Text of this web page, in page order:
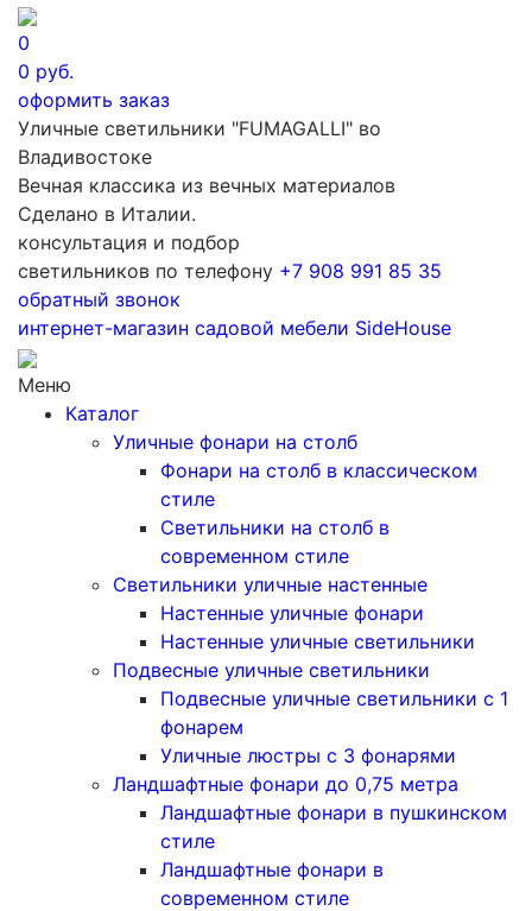
0
0 руб.
оформить заказ
Уличные светильники "FUMAGALLI" во
Владивостоке
Вечная классика из вечных материалов
Сделано в Италии.
консультация и подбор
светильников по телефону +7 908 991 85 35
обратный звонок
интернет-магазин садовой мебели SideHouse
Меню
Каталог
Уличные фонари на столб
Фонари на столб в классическом
стиле
Светильники на столб в
современном стиле
Светильники уличные настенные
Настенные уличные фонари
Настенные уличные светильники
Подвесные уличные светильники
Подвесные уличные светильники с 1
фонарем
Уличные люстры с 3 фонарями
Ландшафтные фонари до 0,75 метра
Ландшафтные фонари в пушкинском
стиле
Ландшафтные фонари в
современном стиле